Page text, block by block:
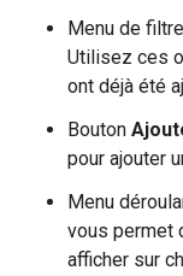
Menu de filtre
Utilisez ces
ont déjà été
Bouton
pour ajouter
Menu
vous permet
afficher sur